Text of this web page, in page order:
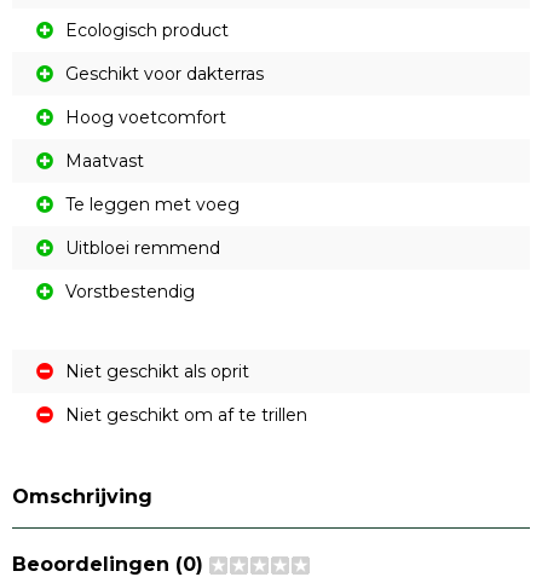
Ecologisch product
Geschikt voor dakterras
Hoog voetcomfort
Maatvast
Te leggen met voeg
Uitbloei remmend
Vorstbestendig
Niet geschikt als oprit
Niet geschikt om af te trillen
Omschrijving
Beoordelingen (0)